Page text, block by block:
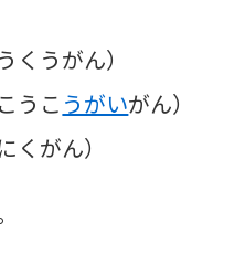
くうがん）
うこ うがいがん）
くがん）